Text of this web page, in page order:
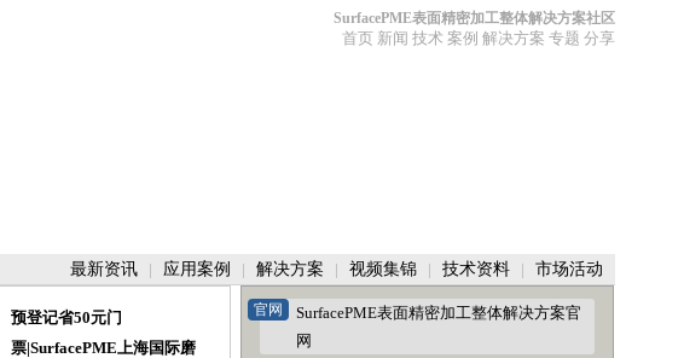
SurfacePME表面精密加工整体解决方案社区
首页 新闻 技术 案例 解决方案 专题 分享
最新资讯 | 应用案例 | 解决方案 | 视频集锦 | 技术资料 | 市场活动
官网
SurfacePME表面精密加工整体解决方案官
网
预登记省50元门
票|SurfacePME上海国际磨